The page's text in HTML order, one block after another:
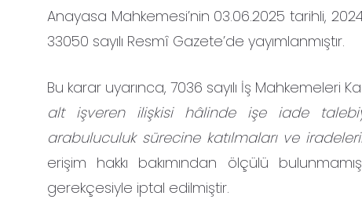
Anayasa Mahkemesi’nin 03.06.2025 tarihli,
33050 sayılı Resmî Gazete’de yayımlanmıştır.
Bu karar uyarınca, 7036 sayılı İş Mahkemeleri
alt işveren ilişkisi hâlinde işe iade
arabuluculuk sürecine katılmaları ve
erişim hakkı bakımından ölçülü
gerekçesiyle iptal edilmiştir.